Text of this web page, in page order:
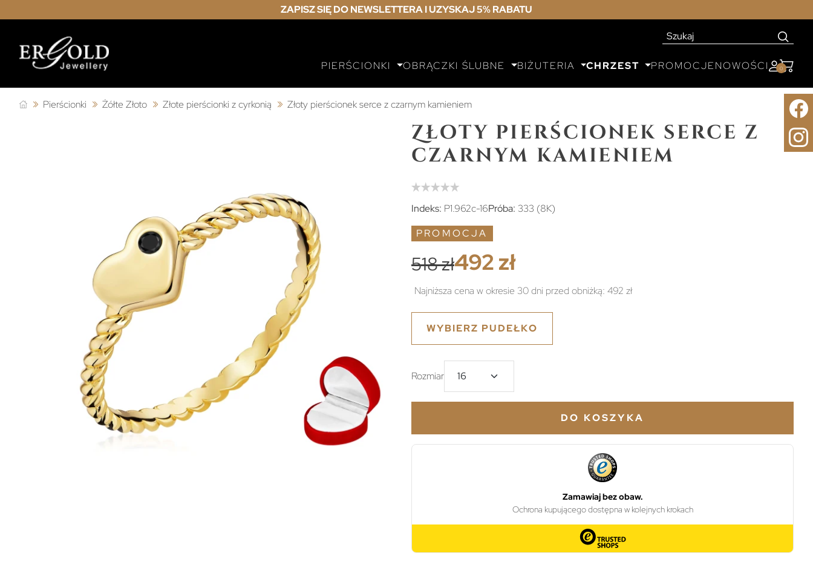
ZAPISZ SIĘ DO NEWSLETTERA I UZYSKAJ 5% RABATU
PIERŚCIONKI OBRĄCZKI ŚLUBNE BIŻUTERIA CHRZEST PROMOCJENOWOŚCI 0
Pierścionki Żółte Złoto Złote pierścionki z cyrkonią Złoty pierścionek serce z czarnym kamieniem
Złoty pierścionek serce z
czarnym kamieniem
Indeks: P1.962c-16Próba: 333 (8K)
PROMOCJA
518 zł492 zł
Najniższa cena w okresie 30 dni przed obniżką: 492 zł
WYBIERZ PUDEŁKO
Rozmiar
DO KOSZYKA